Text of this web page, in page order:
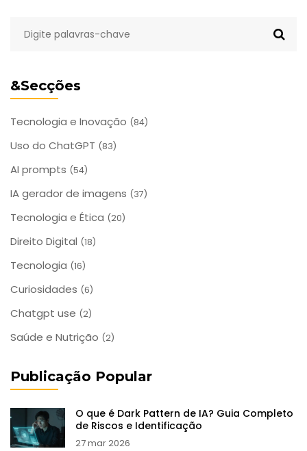
&Secções
Tecnologia e Inovação (84)
Uso do ChatGPT (83)
AI prompts (54)
IA gerador de imagens (37)
Tecnologia e Ética (20)
Direito Digital (18)
Tecnologia (16)
Curiosidades (6)
Chatgpt use (2)
Saúde e Nutrição (2)
Publicação Popular
O que é Dark Pattern de IA? Guia Completo
de Riscos e Identificação
27 mar 2026